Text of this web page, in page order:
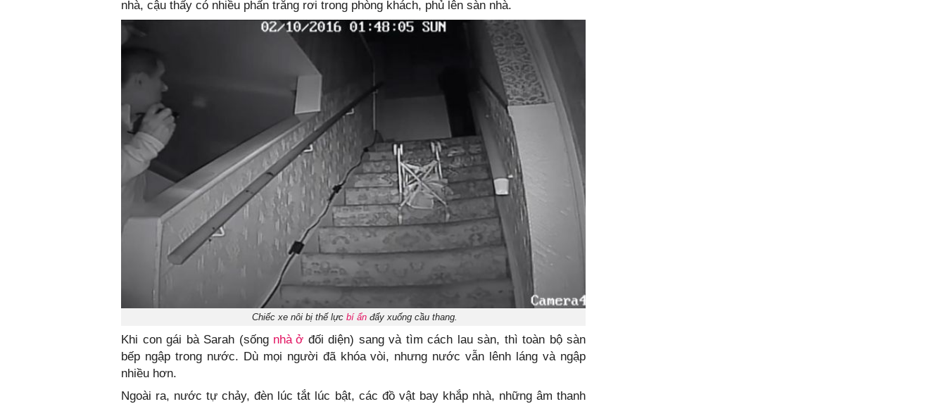
nhà, cậu thấy có nhiều phấn trắng rơi trong phòng khách, phủ lên sàn nhà.
Chiếc xe nôi bị thế lực bí ẩn đẩy xuống cầu thang.
Khi con gái bà Sarah (sống nhà ở đối diện) sang và tìm cách lau sàn, thì toàn bộ sàn
bếp ngập trong nước. Dù mọi người đã khóa vòi, nhưng nước vẫn lênh láng và ngập
nhiều hơn.
Ngoài ra, nước tự chảy, đèn lúc tắt lúc bật, các đồ vật bay khắp nhà, những âm thanh